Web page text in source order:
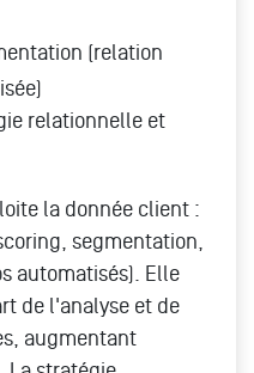
(relation
relationnelle et
la donnée client :
segmentation,
automatisés). Elle
de l'analyse et de
augmentant